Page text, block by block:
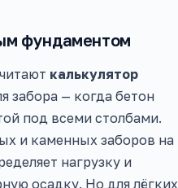
фундаментом
калькулятор
забора — когда бетон
под всеми столбами.
и каменных заборов на
нагрузку и
осадку. Но для лёгких